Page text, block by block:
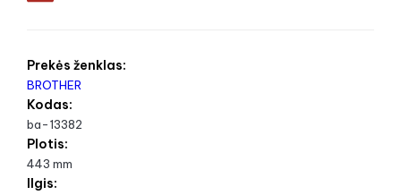
Prekės ženklas:
BROTHER
Kodas:
ba-13382
Plotis:
443 mm
Ilgis: